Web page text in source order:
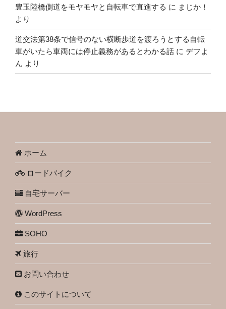
豊玉陸橋側道をモヤモヤと自転車で直進する に まじか！
より
道交法第38条で信号のない横断歩道を渡ろうとする自転
車がいたら車両には停止義務があるとわかる話 に デフよ
ん より
ホーム
ロードバイク
自宅サーバー
WordPress
SOHO
旅行
お問い合わせ
このサイトについて